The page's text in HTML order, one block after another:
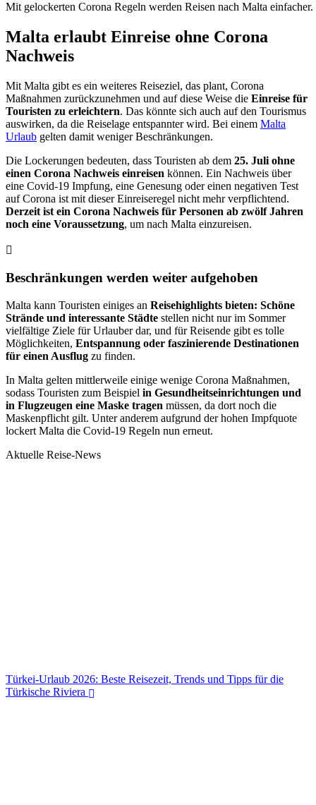
Mit gelockerten Corona Regeln werden Reisen nach Malta einfacher.
Malta erlaubt Einreise ohne Corona
Nachweis
Mit Malta gibt es ein weiteres Reiseziel, das plant, Corona
Maßnahmen zurückzunehmen und auf diese Weise die Einreise für
Touristen zu erleichtern. Das könnte sich auch auf den Tourismus
auswirken, da die Reiselage entspannter wird. Bei einem Malta
Urlaub gelten damit weniger Beschränkungen.
Die Lockerungen bedeuten, dass Touristen ab dem 25. Juli ohne
einen Corona Nachweis einreisen können. Ein Nachweis über
eine Covid-19 Impfung, eine Genesung oder einen negativen Test
auf Corona ist mit dieser Einreiseregel nicht mehr verpflichtend.
Derzeit ist ein Corona Nachweis für Personen ab zwölf Jahren
noch eine Voraussetzung, um nach Malta einzureisen.
Beschränkungen werden weiter aufgehoben
Malta kann Touristen einiges an Reisehighlights bieten: Schöne
Strände und interessante Städte stellen nicht nur im Sommer
vielfältige Ziele für Urlauber dar, und für Reisende gibt es tolle
Möglichkeiten, Entspannung oder faszinierende Destinationen
für einen Ausflug zu finden.
In Malta gelten mittlerweile einige wenige Corona Maßnahmen,
sodass Touristen zum Beispiel in Gesundheitseinrichtungen und
in Flugzeugen eine Maske tragen müssen, da dort noch die
Maskenpflicht gilt. Unter anderem aufgrund der hohen Impfquote
lockert Malta die Covid-19 Regeln nun erneut.
Aktuelle Reise-News
Türkei-Urlaub 2026: Beste Reisezeit, Trends und Tipps für die
Türkische Riviera